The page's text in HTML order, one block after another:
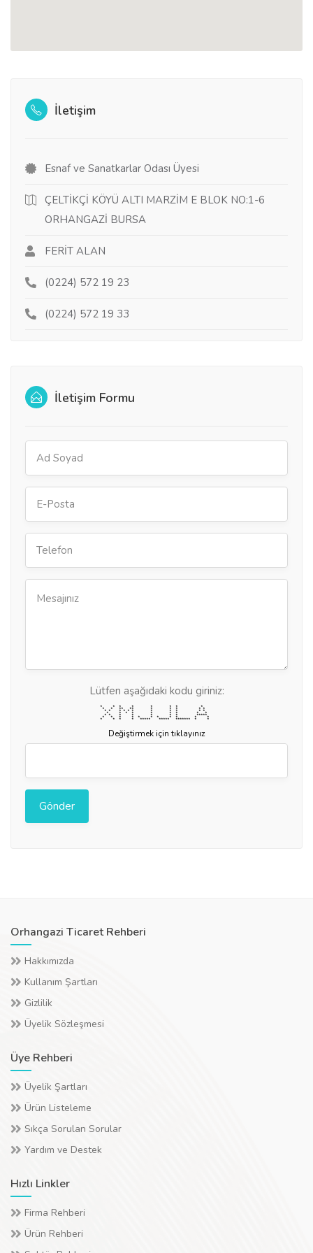
İletişim
Esnaf ve Sanatkarlar Odası Üyesi
ÇELTİKÇİ KÖYÜ ALTI MARZİM E BLOK NO:1-6
ORHANGAZİ BURSA
FERİT ALAN
(0224) 572 19 23
(0224) 572 19 33
İletişim Formu
Lütfen aşağıdaki kodu giriniz:
* * * * * * * *
* * ** ** * * * * *
* * * * * * * * * * *
* * * * * * * * *
* * * * * * * *****
* * * * * * * * * * *
* * * * ***** ***** ******* * *
Değiştirmek için tıklayınız
Orhangazi Ticaret Rehberi
Hakkımızda
Kullanım Şartları
Gizlilik
Üyelik Sözleşmesi
Üye Rehberi
Üyelik Şartları
Ürün Listeleme
Sıkça Sorulan Sorular
Yardım ve Destek
Hızlı Linkler
Firma Rehberi
Ürün Rehberi